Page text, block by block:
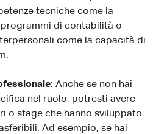
tecniche come la
di contabilità o
come la capacità di
Anche se non hai
nel ruolo, potresti avere
o stage che hanno sviluppato
Ad esempio, se hai